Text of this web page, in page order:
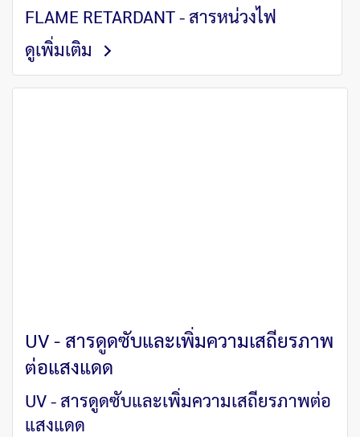
FLAME RETARDANT - สารหน่วงไฟ
ดูเพิ่มเติม
UV - สารดูดซับและเพิ่มความเสถียรภาพ
ต่อแสงแดด
UV - สารดูดซับและเพิ่มความเสถียรภาพต่อ
แสงแดด